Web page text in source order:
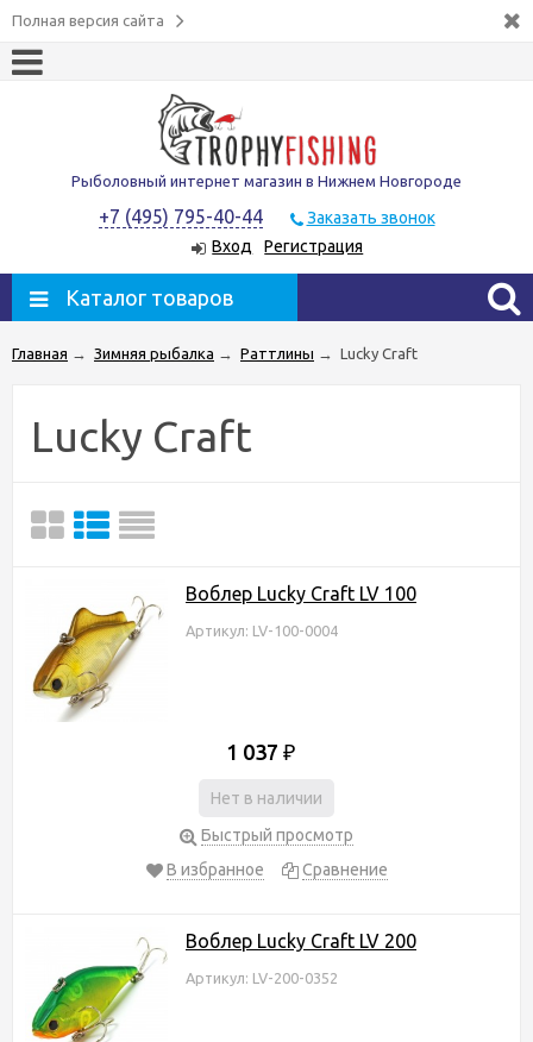
Полная версия сайта
Рыболовный интернет магазин в Нижнем Новгороде
+7 (495) 795-40-44
Заказать звонок
Вход
Регистрация
Каталог товаров
Главная → Зимняя рыбалка → Раттлины → Lucky Craft
Lucky Craft
Воблер Lucky Craft LV 100
Артикул: LV-100-0004
1 037 ₽
Нет в наличии
Быстрый просмотр
В избранное
Сравнение
Воблер Lucky Craft LV 200
Артикул: LV-200-0352